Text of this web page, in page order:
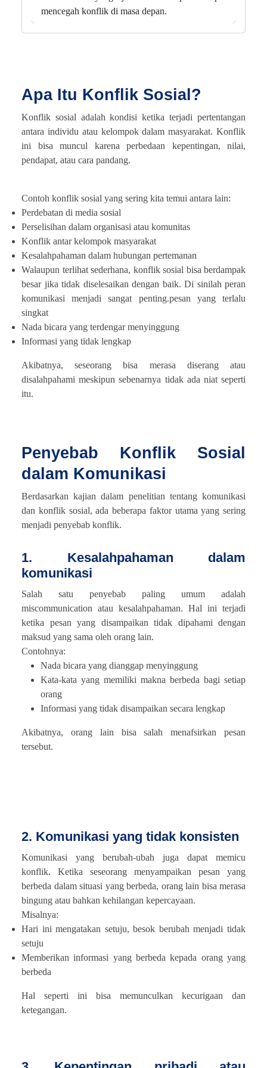
mencegah konflik di masa depan.
Apa Itu Konflik Sosial?
Konflik sosial adalah kondisi ketika terjadi pertentangan
antara individu atau kelompok dalam masyarakat. Konflik
ini bisa muncul karena perbedaan kepentingan, nilai,
pendapat, atau cara pandang.
Contoh konflik sosial yang sering kita temui antara lain:
Perdebatan di media sosial
Perselisihan dalam organisasi atau komunitas
Konflik antar kelompok masyarakat
Kesalahpahaman dalam hubungan pertemanan
Walaupun terlihat sederhana, konflik sosial bisa berdampak
besar jika tidak diselesaikan dengan baik. Di sinilah peran
komunikasi menjadi sangat penting.pesan yang terlalu
singkat
Nada bicara yang terdengar menyinggung
Informasi yang tidak lengkap
Akibatnya, seseorang bisa merasa diserang atau
disalahpahami meskipun sebenarnya tidak ada niat seperti
itu.
Penyebab Konflik Sosial
dalam Komunikasi
Berdasarkan kajian dalam penelitian tentang komunikasi
dan konflik sosial, ada beberapa faktor utama yang sering
menjadi penyebab konflik.
1. Kesalahpahaman dalam
komunikasi
Salah satu penyebab paling umum adalah
miscommunication atau kesalahpahaman. Hal ini terjadi
ketika pesan yang disampaikan tidak dipahami dengan
maksud yang sama oleh orang lain.
Contohnya:
Nada bicara yang dianggap menyinggung
Kata-kata yang memiliki makna berbeda bagi setiap
orang
Informasi yang tidak disampaikan secara lengkap
Akibatnya, orang lain bisa salah menafsirkan pesan
tersebut.
2. Komunikasi yang tidak konsisten
Komunikasi yang berubah-ubah juga dapat memicu
konflik. Ketika seseorang menyampaikan pesan yang
berbeda dalam situasi yang berbeda, orang lain bisa merasa
bingung atau bahkan kehilangan kepercayaan.
Misalnya:
Hari ini mengatakan setuju, besok berubah menjadi tidak
setuju
Memberikan informasi yang berbeda kepada orang yang
berbeda
Hal seperti ini bisa memunculkan kecurigaan dan
ketegangan.